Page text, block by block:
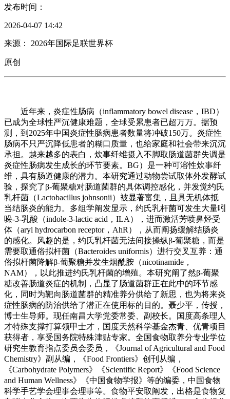
发布时间：
2026-04-07 14:42
来源： 2026年国际足联世界杯
原创
近年来，炎症性肠病（inflammatory bowel disease，IBD）
已成为全球性严沉健康难题，全球受累患者已超万万。据预
测，到2025年中国炎症性肠病患者数量将冲破150万。炎症性
肠病不只严沉降低患者的糊口质量，也给家庭和社会带来沉沉
承担。越来越多的表白，炊事纤维摄入不脚取肠道菌群失调是
炎症性肠病发生成长的环节要素。BG）是一种可溶性炊事纤
维，具有肠道健康的潜力。本研究通过动物尝试取体外发酵试
验，探究了β-葡聚糖对肠道菌群的具体调控感化，并发觉约氏
乳杆菌（Lactobacillus johnsonii）被显著富集，且具无机体抵
当结肠炎的能力。多组学阐发显示，约氏乳杆菌可发生大量吲
哚-3-乳酸（indole-3-lactic acid，ILA），进而激活芳喷鼻烃受
体（aryl hydrocarbon receptor，AhR），从而阐扬缓解结肠炎
的感化。风趣的是，约氏乳杆菌无法间接操纵β-葡聚糖，而是
需要取通俗拟杆菌（Bacteroides uniformis）进行交叉互养：通
俗拟杆菌降解β-葡聚糖并发生烟酰胺（nicotinamide，
NAM），以此推进约氏乳杆菌的增殖。本研究阐了然β-葡聚
糖改善肠道炎症的机制，凸显了肠道菌群正在此中的环节感
化，同时为靶向肠道菌群的精准养分供给了新思，也为将来炎
症性肠病的防治供给了潜正在使用标的目的。聂少平，传授，
博士生导师。现任南昌大学党委常委、副校长。国度高条理人
才特殊支撑打算领甲士才，国度天然科学基金杰青、优青项目
获得者，享受国务院特殊津贴专家。全国食物取养分专业学位
研究生教育指点委员会委员，《Journal of Agricultural and Food
Chemistry》副从编，《Food Frontiers》创刊从编，
《Carbohydrate Polymers》《Scientific Report》《Food Science
and Human Wellness》《中国食物学报》等的编委，中国食物
科学手艺学会理事会理事等。食物平安取阐发，出格是食物复